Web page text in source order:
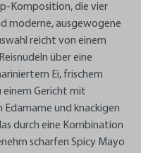
Komposition, die vier
moderne, ausgewogene
reicht von einem
über eine
Ei, frischem
einem Gericht mit
und knackigen
durch eine Kombination
scharfen Spicy Mayo